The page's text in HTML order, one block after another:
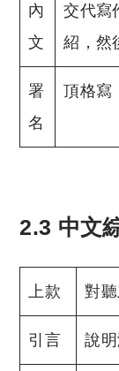
內
文
交代寫
紹，然
署
名
頂格寫
2.3 中文
上款 對
引言 說